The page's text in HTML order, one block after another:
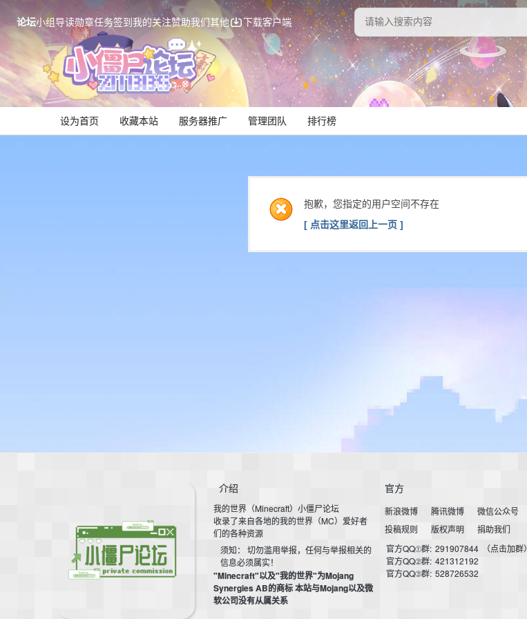
论坛小组导读勋章任务签到我的关注赞助我们其他 下载客户端
设为首页 收藏本站 服务器推广 管理团队 排行榜
抱歉，您指定的用户空间不存在
[ 点击这里返回上一页 ]
介绍
我的世界（Minecraft）小僵尸论坛
收录了来自各地的我的世界（MC）爱好者
们的各种资源
须知： 切勿滥用举报，任何与举报相关的
信息必须属实！
"Minecraft"以及"我的世界"为Mojang
Synergies AB的商标 本站与Mojang以及微
软公司没有从属关系
官方
新浪微博 腾讯微博
微信公众号
投稿规则
版权声明
捐助我们
官方QQ①群: 291907844
（点击加群）
官方QQ②群: 421312192
官方QQ③群: 528726532